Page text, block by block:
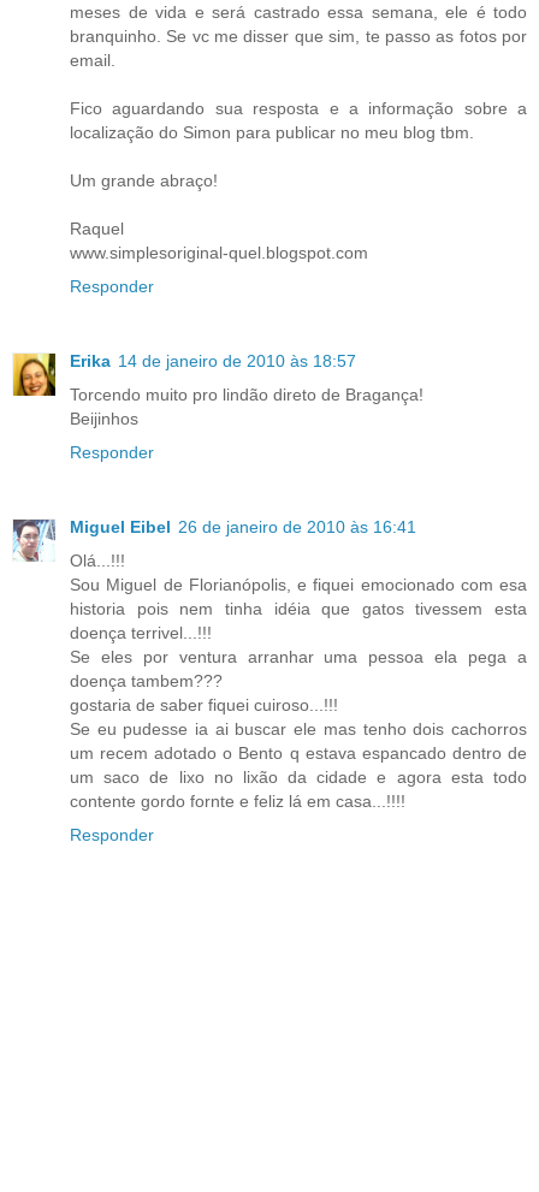
meses de vida e será castrado essa semana, ele é todo
branquinho. Se vc me disser que sim, te passo as fotos por
email.
Fico aguardando sua resposta e a informação sobre a
localização do Simon para publicar no meu blog tbm.
Um grande abraço!
Raquel
www.simplesoriginal-quel.blogspot.com
Responder
Erika 14 de janeiro de 2010 às 18:57
Torcendo muito pro lindão direto de Bragança!
Beijinhos
Responder
Miguel Eibel 26 de janeiro de 2010 às 16:41
Olá...!!!
Sou Miguel de Florianópolis, e fiquei emocionado com esa
historia pois nem tinha idéia que gatos tivessem esta
doença terrivel...!!!
Se eles por ventura arranhar uma pessoa ela pega a
doença tambem???
gostaria de saber fiquei cuiroso...!!!
Se eu pudesse ia ai buscar ele mas tenho dois cachorros
um recem adotado o Bento q estava espancado dentro de
um saco de lixo no lixão da cidade e agora esta todo
contente gordo fornte e feliz lá em casa...!!!!
Responder